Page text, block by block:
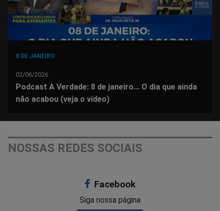
8 DE JANEIRO
02/06/2026
Podcast A Verdade: 8 de janeiro... O dia que ainda
não acabou (veja o vídeo)
NOSSAS REDES SOCIAIS
Facebook
Siga nossa página